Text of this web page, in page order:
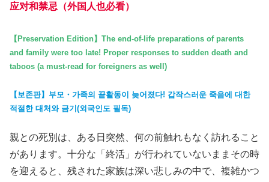
e
o
o
k
e
a
e
i
d
o
n
M
a
应对和禁忌（外国人也必看）
【Preservation Edition】The end-of-life preparations of parents
and family were too late! Proper responses to sudden death and
taboos (a must-read for foreigners as well)
【보존판】부모・가족의 끝활동이 늦어졌다! 갑작스러운 죽음에 대한
적절한 대처와 금기(외국인도 필독)
親との死別は、ある日突然、何の前触れもなく訪れること
があります。十分な「終活」が行われていないままその時
を迎えると、残された家族は深い悲しみの中で、複雑かつ